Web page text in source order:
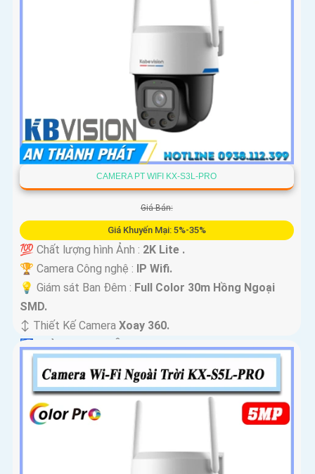
CAMERA PT WIFI KX-S3L-PRO
Giá Bán:
Giá Khuyến Mại: 5%-35%
💯 Chất lượng hình Ảnh : 2K Lite .
🏆 Camera Công nghệ : IP Wifi.
💡 Giám sát Ban Đêm : Full Color 30m Hồng Ngoại
SMD.
↕️ Thiết Kế Camera Xoay 360.
️🛃 Khả Năng :Thu Âm.